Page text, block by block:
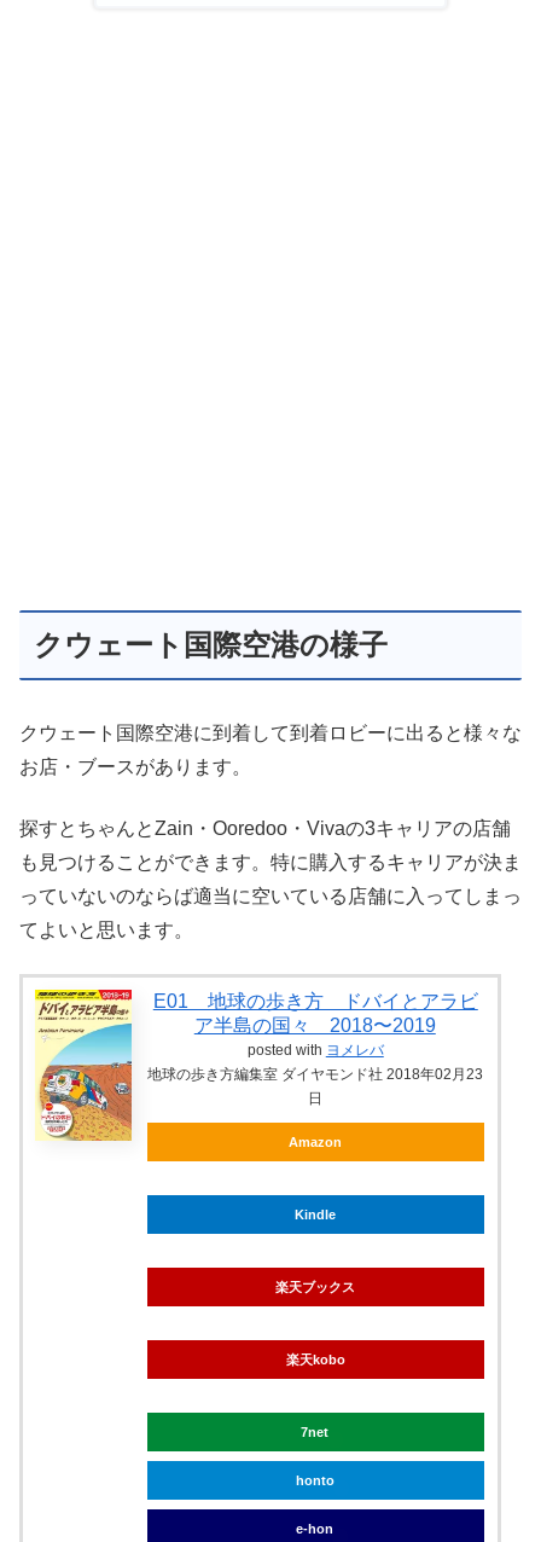
クウェート国際空港の様子
クウェート国際空港に到着して到着ロビーに出ると様々な
お店・ブースがあります。
探すとちゃんとZain・Ooredoo・Vivaの3キャリアの店舗
も見つけることができます。特に購入するキャリアが決ま
っていないのならば適当に空いている店舗に入ってしまっ
てよいと思います。
E01 地球の歩き方 ドバイとアラビ
ア半島の国々 2018〜2019
posted with ヨメレバ
地球の歩き方編集室 ダイヤモンド社 2018年02月23
日
Amazon
Kindle
楽天ブックス
楽天kobo
7net
honto
e-hon